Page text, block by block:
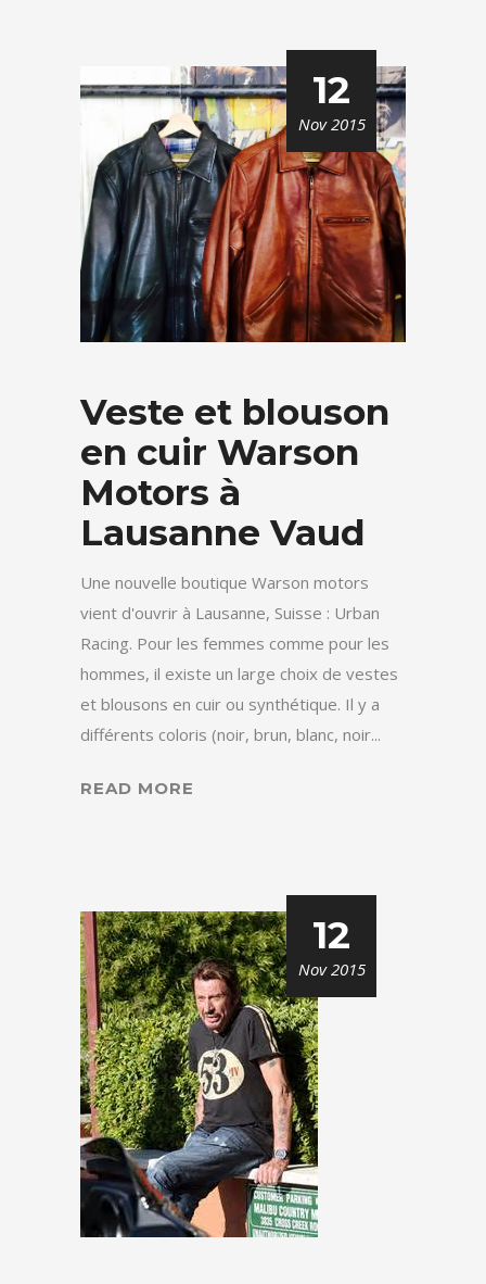
12
Nov 2015
Veste et blouson
en cuir Warson
Motors à
Lausanne Vaud
Une nouvelle boutique Warson motors
vient d'ouvrir à Lausanne, Suisse : Urban
Racing. Pour les femmes comme pour les
hommes, il existe un large choix de vestes
et blousons en cuir ou synthétique. Il y a
différents coloris (noir, brun, blanc, noir...
READ MORE
12
Nov 2015